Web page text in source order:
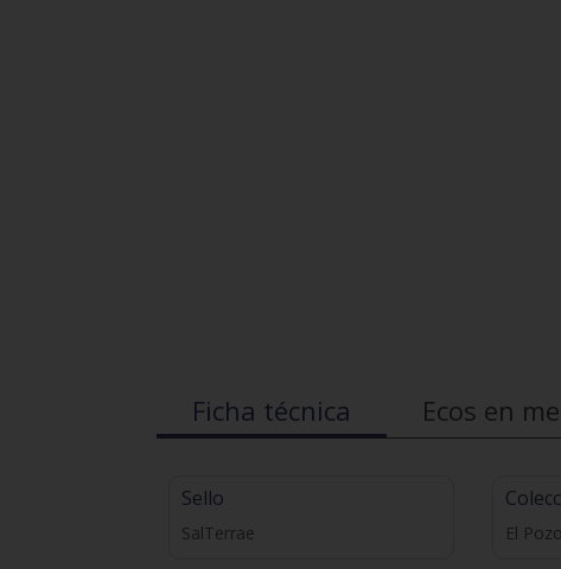
Ficha técnica Ecos en
Sello
SalTerrae El